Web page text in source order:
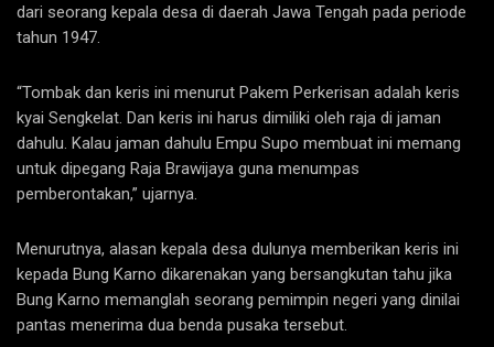
dari seorang kepala desa di daerah Jawa Tengah pada periode
tahun 1947.
“Tombak dan keris ini menurut Pakem Perkerisan adalah keris
kyai Sengkelat. Dan keris ini harus dimiliki oleh raja di jaman
dahulu. Kalau jaman dahulu Empu Supo membuat ini memang
untuk dipegang Raja Brawijaya guna menumpas
pemberontakan,” ujarnya.
Menurutnya, alasan kepala desa dulunya memberikan keris ini
kepada Bung Karno dikarenakan yang bersangkutan tahu jika
Bung Karno memanglah seorang pemimpin negeri yang dinilai
pantas menerima dua benda pusaka tersebut.